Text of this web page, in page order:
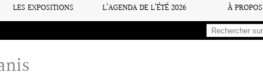
LES EXPOSITIONS L’AGENDA DE L’ÉTÉ 2026 À PROPOS